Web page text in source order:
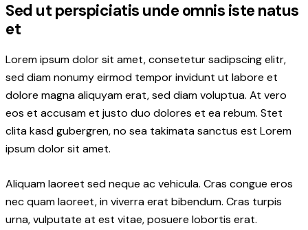
Sed ut perspiciatis unde omnis iste natus
et
Lorem ipsum dolor sit amet, consetetur sadipscing elitr,
sed diam nonumy eirmod tempor invidunt ut labore et
dolore magna aliquyam erat, sed diam voluptua. At vero
eos et accusam et justo duo dolores et ea rebum. Stet
clita kasd gubergren, no sea takimata sanctus est Lorem
ipsum dolor sit amet.
Aliquam laoreet sed neque ac vehicula. Cras congue eros
nec quam laoreet, in viverra erat bibendum. Cras turpis
urna, vulputate at est vitae, posuere lobortis erat.